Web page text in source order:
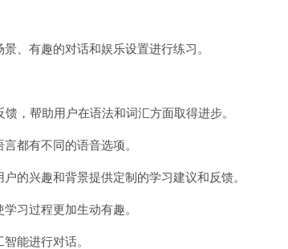
、有趣的对话和娱乐设置进行练习。
，帮助用户在语法和词汇方面取得进步。
都有不同的语音选项。
的兴趣和背景提供定制的学习建议和反馈。
习过程更加生动有趣。
能进行对话。